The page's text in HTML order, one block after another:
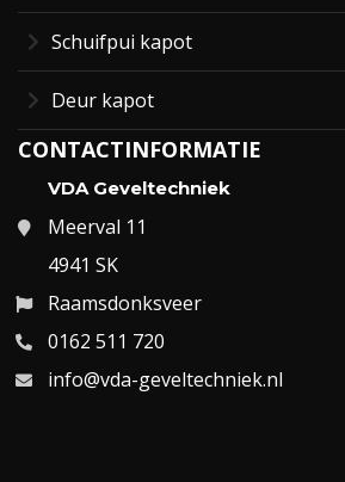
Schuifpui kapot
Deur kapot
CONTACTINFORMATIE
VDA Geveltechniek
Meerval 11
4941 SK
Raamsdonksveer
0162 511 720
info@vda-geveltechniek.nl